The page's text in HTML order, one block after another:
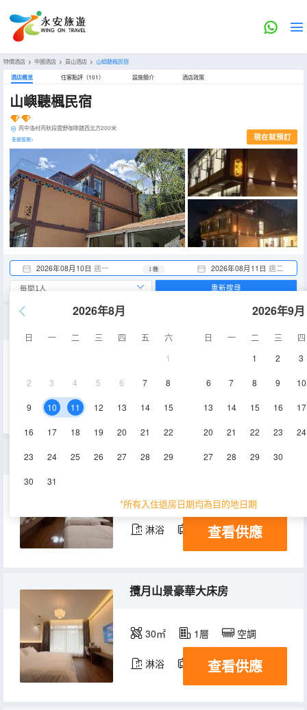
特價酒店 > 中國酒店 > 貢山酒店 > 山嶼聽楓民宿
酒店概览 住客點評（101） 設施簡介 酒店政策
山嶼聽楓民宿
丙中洛村丙秋段雲野咖啡館西北方200米
全部設施> 現在就預訂
2026年08月10日 週一 2026年08月11日 週二
1 晚
2026年8月
日 一 二 三 四 五
六
1
2 3 4 5 6 7 8
9 10 11 12 13 14 15
16 17 18 19 20 21 22
23 24 25 26 27 28 29
30 31
2026年9月
日 一 二 三
四
1
2 3
6 7 8 9 10
13 14 15 16 17
20 21 22 23 24
27 28 29 30
*所有入住退房日期均為目的地日期
重新搜尋
空調
沐棲雅緻舒適雙床房
30㎡ 1層 空調
淋浴 電視機
查看供應
攬月山景豪華大床房
30㎡ 1層 空調
淋浴 電視機
查看供應